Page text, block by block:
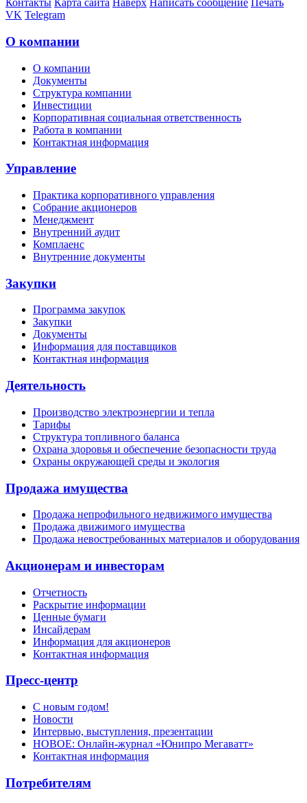
Контакты Карта сайта Наверх Написать сообщение Печать
VK Telegram
О компании
О компании
Документы
Структура компании
Инвестиции
Корпоративная социальная ответственность
Работа в компании
Контактная информация
Управление
Практика корпоративного управления
Собрание акционеров
Менеджмент
Внутренний аудит
Комплаенс
Внутренние документы
Закупки
Программа закупок
Закупки
Документы
Информация для поставщиков
Контактная информация
Деятельность
Производство электроэнергии и тепла
Тарифы
Структура топливного баланса
Охрана здоровья и обеспечение безопасности труда
Охраны окружающей среды и экология
Продажа имущества
Продажа непрофильного недвижимого имущества
Продажа движимого имущества
Продажа невостребованных материалов и оборудования
Акционерам и инвесторам
Отчетность
Раскрытие информации
Ценные бумаги
Инсайдерам
Информация для акционеров
Контактная информация
Пресс-центр
С новым годом!
Новости
Интервью, выступления, презентации
НОВОЕ: Онлайн-журнал «Юнипро Мегаватт»
Контактная информация
Потребителям